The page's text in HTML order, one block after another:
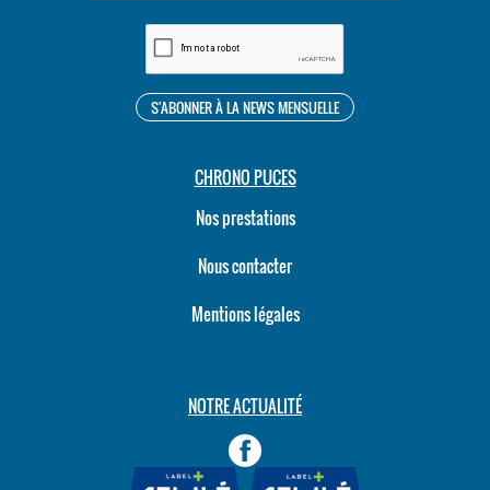
CHRONO PUCES
Nos prestations
Nous contacter
Mentions légales
NOTRE ACTUALITÉ